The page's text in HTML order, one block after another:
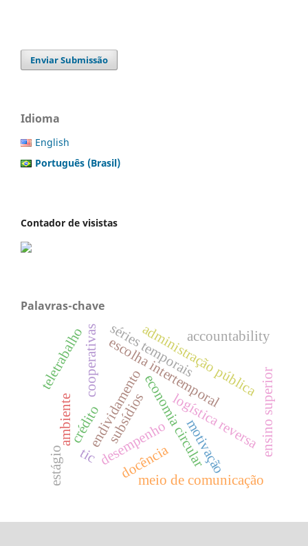
Enviar Submissão
Idioma
English
Português (Brasil)
Contador de visistas
Palavras-chave
crédito
escolha intertemporal
endividamento
séries temporais
economia circular
logística reversa
desempenho
ambiente
cooperativas administração pública
accountability
docência
ensino superior
motivação
meio de comunicação
subsídios
teletrabalho
tic
estágio